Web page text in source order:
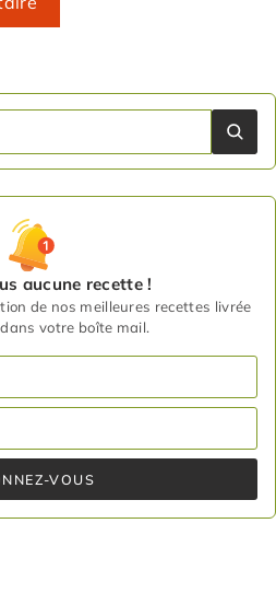
aucune recette !
de nos meilleures recettes livrée
votre boîte mail.
VOUS